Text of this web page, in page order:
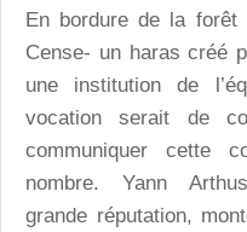
En bordure de la forêt
Cense- un haras créé
une institution de
vocation serait de
communiquer cette
nombre. Yann
grande réputation,